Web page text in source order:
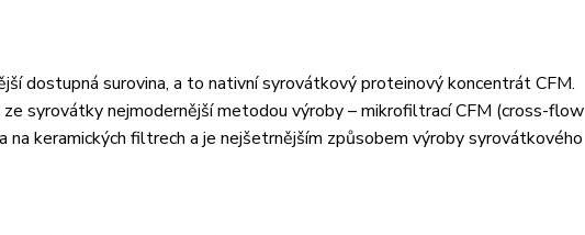
dostupná surovina, a to nativní syrovátkový proteinový koncentrát CFM.
syrovátky nejmodernější metodou výroby – mikrofiltrací CFM (cross-flow
keramických filtrech a je nejšetrnějším způsobem výroby syrovátkového